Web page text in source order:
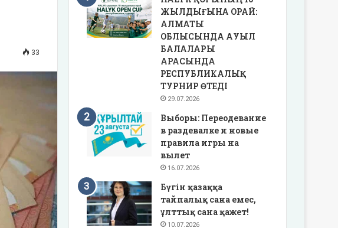
33
ЖЫЛДЫҒЫНА ОРАЙ:
АЛМАТЫ
ОБЛЫСЫНДА АУЫЛ
БАЛАЛАРЫ
АРАСЫНДА
РЕСПУБЛИКАЛЫҚ
ТУРНИР ӨТЕДІ
29.07.2026
Выборы: Переодевание
в раздевалке и новые
правила игры на
вылет
16.07.2026
Бүгін қазаққа
тайпалық сана емес,
ұлттық сана қажет!
10.07.2026